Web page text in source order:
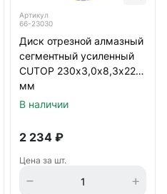
Артикул
66-23030
Диск отрезной алмазный
сегментный усиленный
CUTOP 230х3,0х8,3х22,2
мм
В наличии
2 234 ₽
Цена за шт.